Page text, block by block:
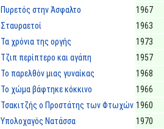
Πυρετός στην Άσφαλτο
1967
Σταυραετοί
1963
Τα χρόνια της οργής
1973
Τζιπ περίπτερο και αγάπη
1957
Το παρελθόν μιας γυναίκας
1968
Το χώμα βάφτηκε κόκκινο
1966
Τσακιτζής ο Προστάτης των Φτωχών 1960
Υπολοχαγός Νατάσσα
1970